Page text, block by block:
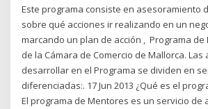
Este programa consiste en asesoramiento
sobre qué acciones ir realizando en un
marcando un plan de acción , Programa de
de la Cámara de Comercio de Mallorca. Las
desarrollar en el Programa se dividen en
diferenciadas:. 17 Jun 2013 ¿Qué es el
El programa de Mentores es un servicio de